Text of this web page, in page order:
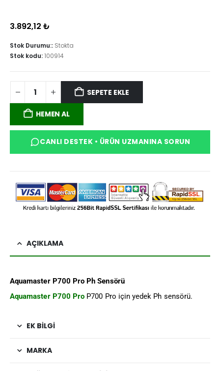
3.892,12 ₺
Stok Durumu:: Stokta
Stok kodu:100914
SEPETE EKLE
HEMEN AL
CANLI DESTEK • ÜRÜN UZMANINA SORUN
AÇIKLAMA
Aquamaster P700 Pro Ph Sensörü
Aquamaster P700 Pro P700 Pro için yedek Ph sensörü.
EK BILGI
MARKA